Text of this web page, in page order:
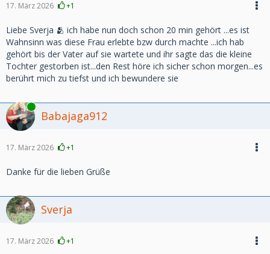
17. März 2026 +1
Liebe Sverja 🫂 ich habe nun doch schon 20 min gehört ...es ist
Wahnsinn was diese Frau erlebte bzw durch machte ...ich hab
gehört bis der Vater auf sie wartete und ihr sagte das die kleine
Tochter gestorben ist...den Rest höre ich sicher schon morgen...es
berührt mich zu tiefst und ich bewundere sie
Online
Babajaga912
17. März 2026 +1
Danke für die lieben Grüße
Sverja
17. März 2026 +1